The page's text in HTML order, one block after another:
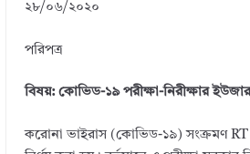
২৮/০৬/২০২০
পরিপত্র
বিষয়: কোভিড-১৯ পরীক্ষা-নিরীক্ষার ইউজার
করোনা ভাইরাস (কোভিড-১৯) সংক্রমণ RT